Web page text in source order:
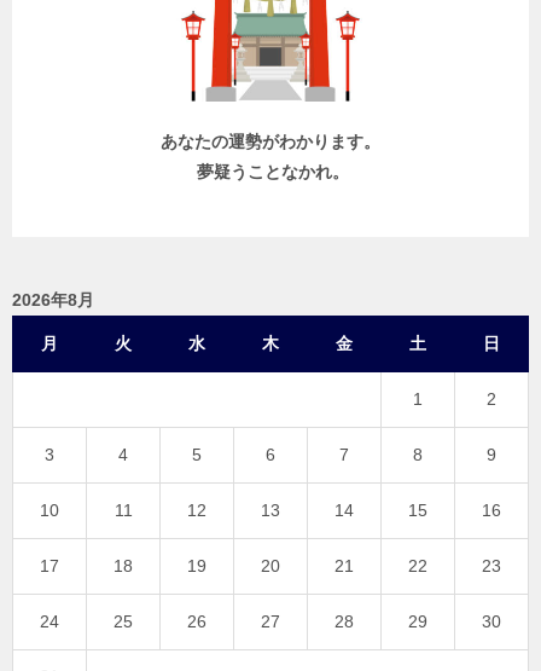
あなたの運勢がわかります。
夢疑うことなかれ。
2026年8月
月 火 水 木 金 土 日
1 2
3 4 5 6 7 8 9
10 11 12 13 14 15 16
17 18 19 20 21 22 23
24 25 26 27 28 29 30